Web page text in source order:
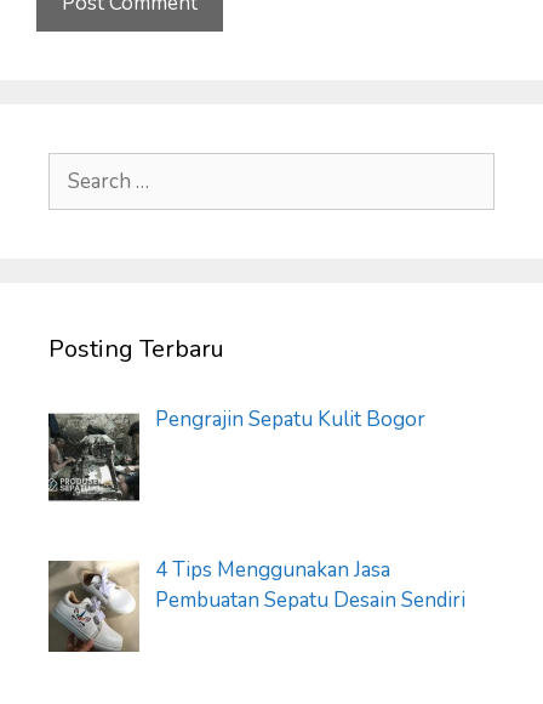
Search
for:
Posting Terbaru
Pengrajin Sepatu Kulit Bogor
4 Tips Menggunakan Jasa
Pembuatan Sepatu Desain Sendiri